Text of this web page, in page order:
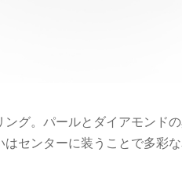
グ。パールとダイアモンド
センターに装うことで多彩な